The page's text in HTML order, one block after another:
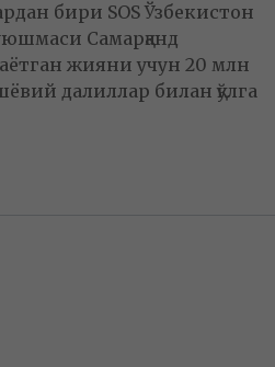
бири SOS Ўзбекистон
Самарқанд
жияни учун 20 млн
далиллар билан қўлга